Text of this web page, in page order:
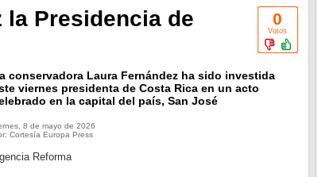
0
Votos
la Presidencia de
conservadora Laura Fernández ha sido investida
viernes presidenta de Costa Rica en un acto
en la capital del país, San José
8 de mayo de 2026
Cortesía Europa Press
Reforma